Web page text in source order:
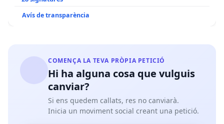
Avís de transparència
COMENÇA LA TEVA PRÒPIA PETICIÓ
Hi ha alguna cosa que vulguis
canviar?
Si ens quedem callats, res no canviarà.
Inicia un moviment social creant una petició.